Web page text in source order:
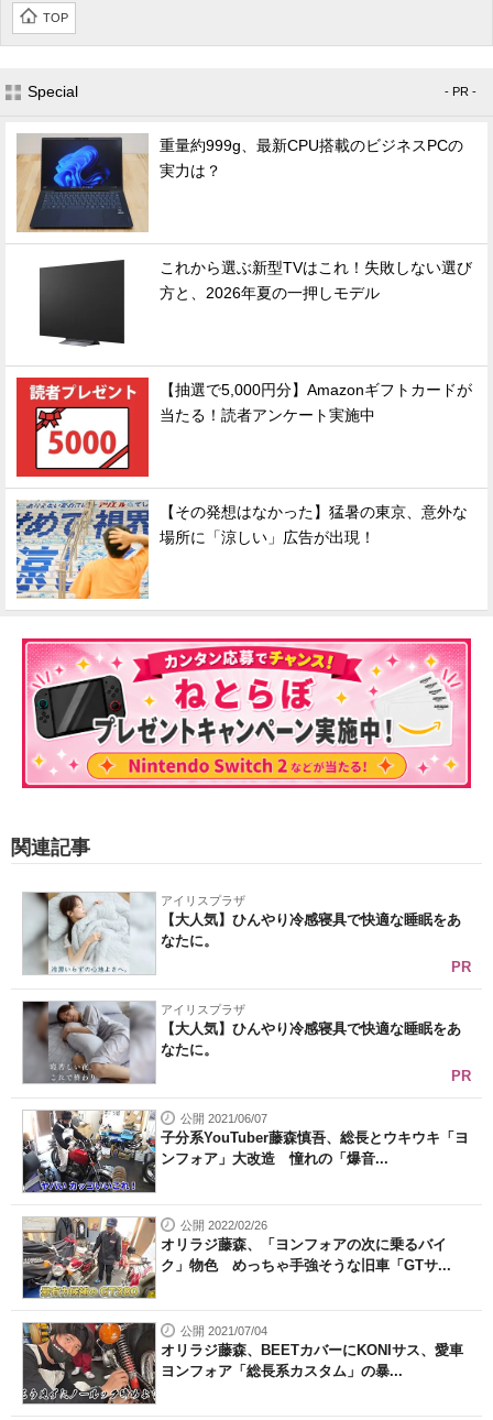
TOP
Special - PR -
重量約999g、最新CPU搭載のビジネスPCの
実力は？
これから選ぶ新型TVはこれ！失敗しない選び
方と、2026年夏の一押しモデル
【抽選で5,000円分】Amazonギフトカードが
当たる！読者アンケート実施中
【その発想はなかった】猛暑の東京、意外な
場所に「涼しい」広告が出現！
関連記事
アイリスプラザ
【大人気】ひんやり冷感寝具で快適な睡眠をあ
なたに。
PR
アイリスプラザ
【大人気】ひんやり冷感寝具で快適な睡眠をあ
なたに。
PR
公開 2021/06/07
子分系YouTuber藤森慎吾、総長とウキウキ「ヨ
ンフォア」大改造 憧れの「爆音...
公開 2022/02/26
オリラジ藤森、「ヨンフォアの次に乗るバイ
ク」物色 めっちゃ手強そうな旧車「GTサ...
公開 2021/07/04
オリラジ藤森、BEETカバーにKONIサス、愛車
ヨンフォア「総長系カスタム」の暴...